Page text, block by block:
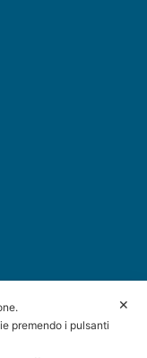
✕
premendo i pulsanti